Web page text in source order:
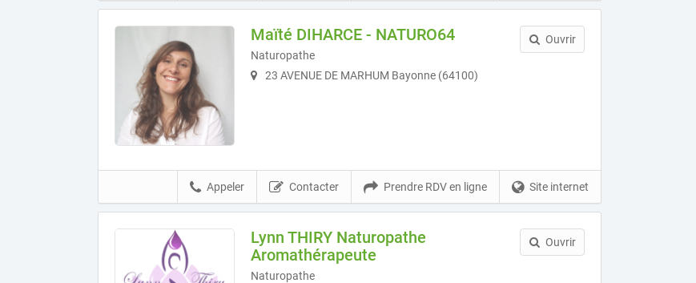
Maïté DIHARCE - NATURO64
Naturopathe
23 AVENUE DE MARHUM Bayonne (64100)
Ouvrir
Site internet
Prendre RDV en ligne
Contacter
Appeler
Lynn THIRY Naturopathe
Aromathérapeute
Naturopathe
Ouvrir